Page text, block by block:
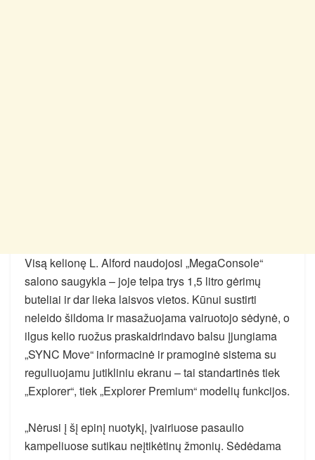
Visą kelionę L. Alford naudojosi „MegaConsole“
salono saugykla – joje telpa trys 1,5 litro gėrimų
buteliai ir dar lieka laisvos vietos. Kūnui sustirti
neleido šildoma ir masažuojama vairuotojo sėdynė, o
ilgus kelio ruožus praskaidrindavo balsu įjungiama
„SYNC Move“ informacinė ir pramoginė sistema su
reguliuojamu jutikliniu ekranu – tai standartinės tiek
„Explorer“, tiek „Explorer Premium“ modelių funkcijos.
„Nėrusi į šį epinį nuotykį, įvairiuose pasaulio
kampeliuose sutikau neįtikėtinų žmonių. Sėdėdama